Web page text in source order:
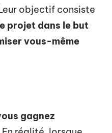
objectif consiste
projet dans le but
vous-même
gagnez